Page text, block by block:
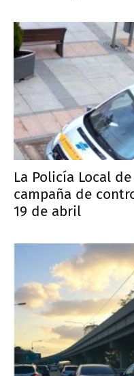
La Policía Local
campaña de
19 de abril